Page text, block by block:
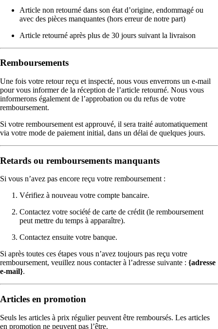
Article non retourné dans son état d’origine, endommagé ou
avec des pièces manquantes (hors erreur de notre part)
Article retourné après plus de 30 jours suivant la livraison
Remboursements
Une fois votre retour reçu et inspecté, nous vous enverrons un e-mail
pour vous informer de la réception de l’article retourné. Nous vous
informerons également de l’approbation ou du refus de votre
remboursement.
Si votre remboursement est approuvé, il sera traité automatiquement
via votre mode de paiement initial, dans un délai de quelques jours.
Retards ou remboursements manquants
Si vous n’avez pas encore reçu votre remboursement :
Vérifiez à nouveau votre compte bancaire.
Contactez votre société de carte de crédit (le remboursement
peut mettre du temps à apparaître).
Contactez ensuite votre banque.
Si après toutes ces étapes vous n’avez toujours pas reçu votre
remboursement, veuillez nous contacter à l’adresse suivante : {adresse
e-mail}.
Articles en promotion
Seuls les articles à prix régulier peuvent être remboursés. Les articles
en promotion ne peuvent pas l’être.